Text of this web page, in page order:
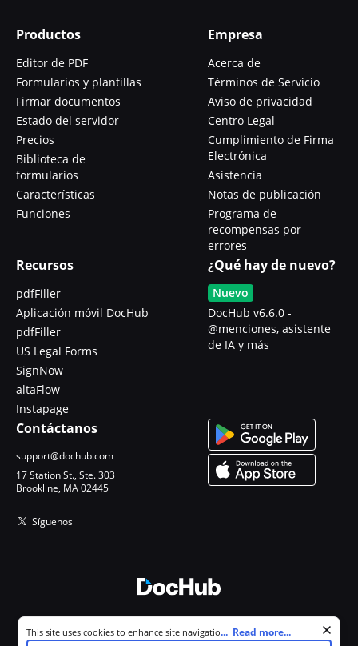
Productos
Editor de PDF
Formularios y plantillas
Firmar documentos
Estado del servidor
Precios
Biblioteca de
formularios
Características
Funciones
Empresa
Acerca de
Términos de Servicio
Aviso de privacidad
Centro Legal
Cumplimiento de Firma
Electrónica
Asistencia
Notas de publicación
Programa de
recompensas por
errores
Recursos
pdfFiller
Aplicación móvil DocHub
pdfFiller
US Legal Forms
SignNow
altaFlow
Instapage
¿Qué hay de nuevo?
Nuevo
DocHub v6.6.0 -
@menciones, asistente
de IA y más
Contáctanos
support@dochub.com
17 Station St., Ste. 303
Brookline, MA 02445
Síguenos
Todos los derechos reservados.
Cookie consent notice
This site uses cookies to enhance site navigation and personalize
... Read more...